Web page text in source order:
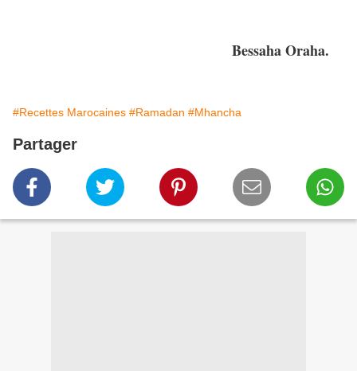
Bessaha Oraha.
#Recettes Marocaines #Ramadan #Mhancha
Partager